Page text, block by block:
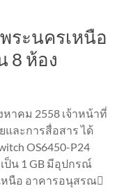
ระนครเหนือ
8 ห้อง
าคม 2558 เจ้าหน้าที่
และการสื่อสาร ได้
OS6450-P24
ป็น 1 GB มีอุปกรณ์
นือ อาคารอนุสรณ